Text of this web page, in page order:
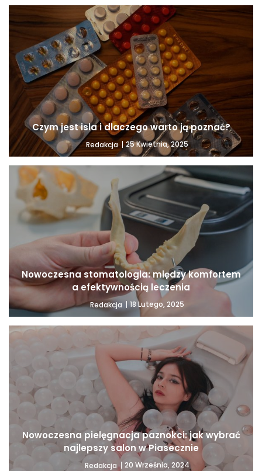
Czym jest isla i dlaczego warto ją poznać?
Redakcja 25 Kwietnia, 2025
Nowoczesna stomatologia: między komfortem
a efektywnością leczenia
Redakcja 18 Lutego, 2025
Nowoczesna pielęgnacja paznokci: jak wybrać
najlepszy salon w Piasecznie
Redakcja 20 Września, 2024